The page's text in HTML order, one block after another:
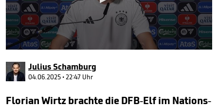
seconds
59
seconds
Julius Schamburg
04.06.2025 • 22:47 Uhr
Florian Wirtz brachte die DFB-Elf im Nations-